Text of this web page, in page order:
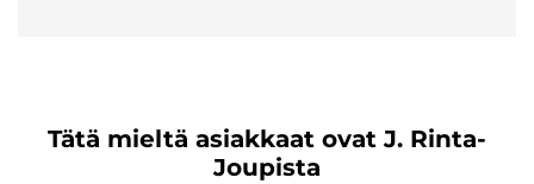
Tätä mieltä asiakkaat ovat J. Rinta-
Joupista